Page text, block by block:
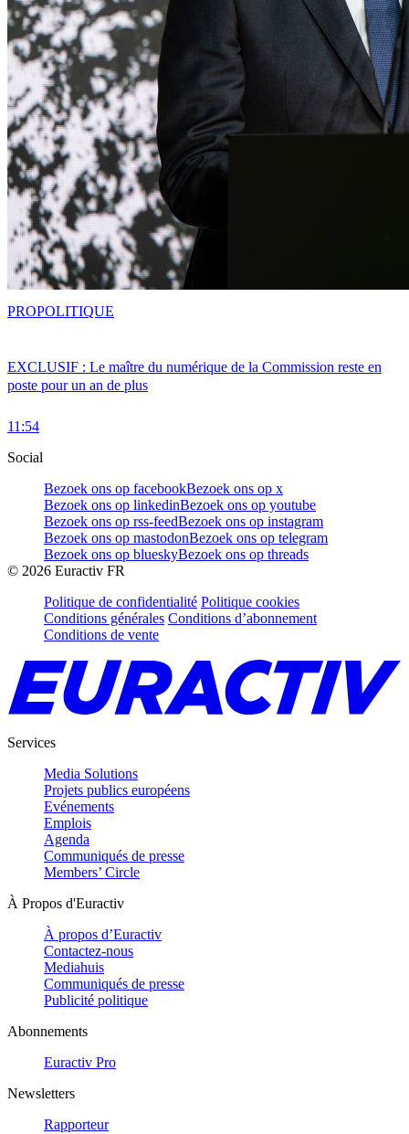
EXCLUSIF : Le maître du numérique de la Commission reste en
poste pour un an de plus
11:54
PROPOLITIQUE
Social
Bezoek ons op facebookBezoek ons op x
Bezoek ons op linkedinBezoek ons op youtube
Bezoek ons op rss-feedBezoek ons op instagram
Bezoek ons op mastodonBezoek ons op telegram
Bezoek ons op blueskyBezoek ons op threads
© 2026 Euractiv FR
Politique de confidentialité Politique cookies
Conditions générales Conditions d’abonnement
Conditions de vente
Services
Media Solutions
Projets publics européens
Evénements
Emplois
Agenda
Communiqués de presse
Members’ Circle
À Propos d'Euractiv
À propos d’Euractiv
Contactez-nous
Mediahuis
Communiqués de presse
Publicité politique
Abonnements
Euractiv Pro
Newsletters
Rapporteur